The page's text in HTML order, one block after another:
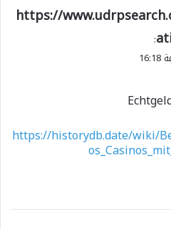
https://
:
https://historydb.date/wiki/